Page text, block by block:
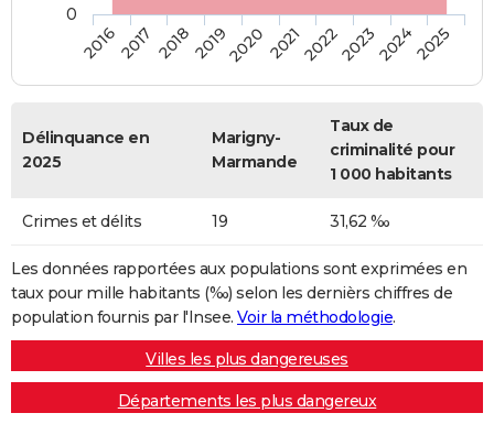
20162017 20182019202020212022202320242025
0
Délinquance en
2025
Marigny-
Marmande
Taux de
criminalité pour
1 000 habitants
Crimes et délits 19 31,62 ‰
Les données rapportées aux populations sont exprimées en
taux pour mille habitants (‰) selon les dernièrs chiffres de
population fournis par l'Insee. Voir la méthodologie.
Villes les plus dangereuses
Départements les plus dangereux